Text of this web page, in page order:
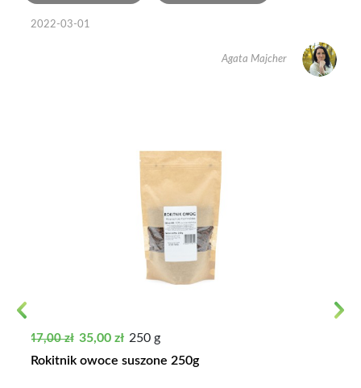
2022-03-01
Agata Majcher
Cena podstawowa
47,00 zł Cena
35,00 zł 250 g
Rokitnik owoce suszone 250g